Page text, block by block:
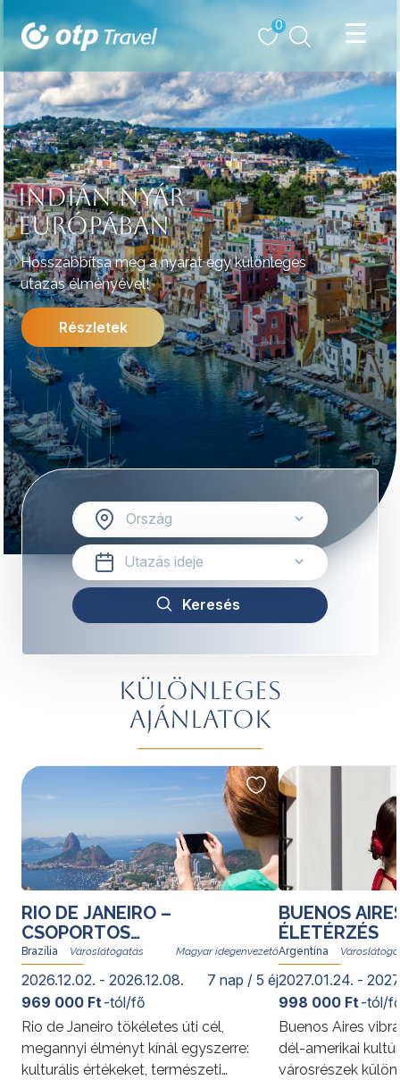
0
INDIÁN NYÁR
EURÓPÁBAN
Hosszabbítsa meg a nyarat egy különleges
utazás élményével!
Részletek
Különleges
ajánlatok
RIO DE JANEIRO –
CSOPORTOS
VÁROSLÁTOGATÁS
Brazília Magyar idegenvezető
2026.12.02. - 2026.12.08. 7 nap / 5 éj
Rio de Janeiro tökéletes úti cél,
megannyi élményt kínál egyszerre:
kulturális értékeket, természeti
969 000 Ft-tól/fő
BUENOS
ÉLETÉRZÉS
Argentína
2027.01.24. -
Buenos Aires
dél-amerikai
városrészek
998 000 Ft-tól/